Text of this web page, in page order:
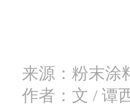
来源：粉末涂
作者：文 / 谭